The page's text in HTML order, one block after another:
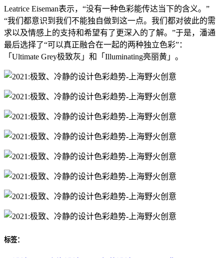
Leatrice Eiseman表示，“没有一种色彩能传达当下的含义。”
“我们都意识到我们不能独自做到这一点。我们都对彼此的需
求以及情感上的支持和希望有了更深入的了解。”于是，潘通
最后选择了“可以真正融合在一起的两种独立色彩”：
「Ultimate Grey极致灰」和「Illuminating亮丽黄」。
标签：